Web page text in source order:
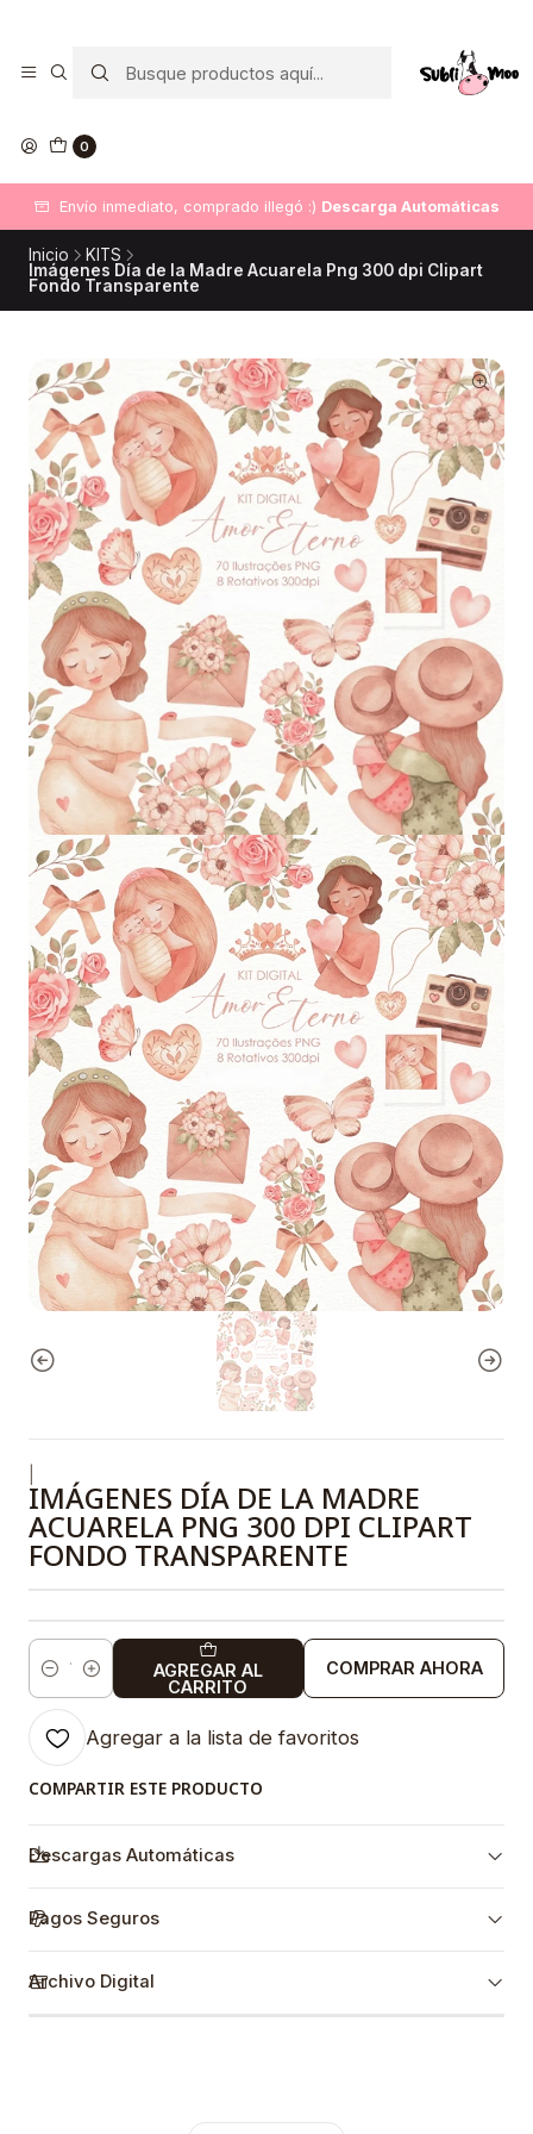
0
Envío inmediato, comprado illegó :) Descarga Automáticas
Inicio
KITS
Imágenes Día de la Madre Acuarela Png 300 dpi Clipart
Fondo Transparente
IMÁGENES DÍA DE LA MADRE
ACUARELA PNG 300 DPI CLIPART
FONDO TRANSPARENTE
Cantidad
AGREGAR AL
CARRITO
COMPRAR AHORA
Agregar a la lista de favoritos
COMPARTIR ESTE PRODUCTO
Descargas Automáticas
Pagos Seguros
Archivo Digital